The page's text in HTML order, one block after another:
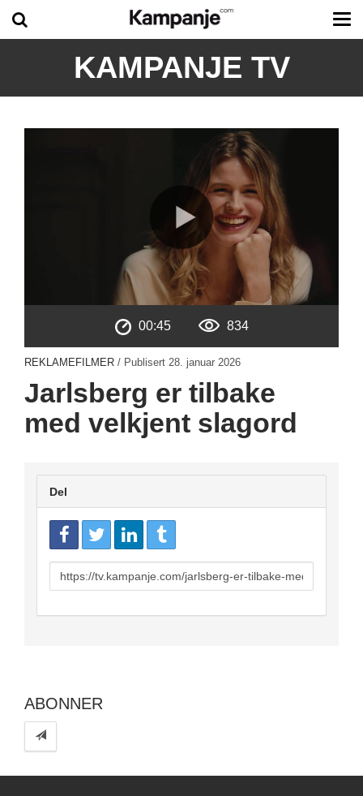
KAMPANJE TV
00:45 834
REKLAMEFILMER / Publisert 28. januar 2026
Jarlsberg er tilbake
med velkjent slagord
Del
URL
to
ABONNER